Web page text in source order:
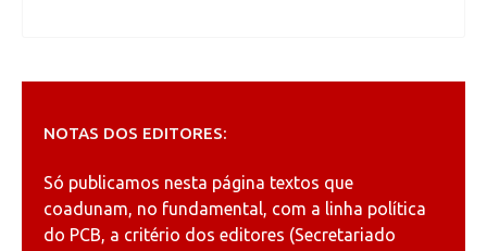
NOTAS DOS EDITORES:
Só publicamos nesta página textos que
coadunam, no fundamental, com a linha política
do PCB, a critério dos editores (Secretariado